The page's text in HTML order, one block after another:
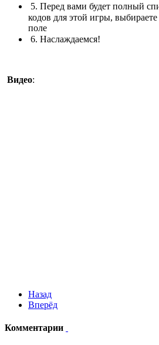
5. Перед вами будет полный
кодов для этой игры,
поле
6. Наслаждаемся!
Видео:
Назад
Вперёд
Комментарии